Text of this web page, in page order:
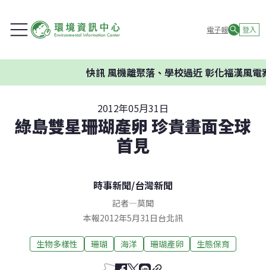
電子報 登入
快訊風機離聚落、學校過近 彰化福漢風電案
2012年05月31日
綠島雙星珊瑚產卵 珍貴畫面全球
首見
時事新聞/台灣新聞
記者—莫聞
本報2012年5月31日台北訊
生物多樣性 珊瑚 海洋 珊瑚產卵 生態保育